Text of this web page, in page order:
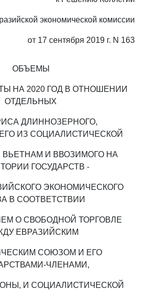
экономической комиссии
от 17 сентября 2019 г. N 163
ОБЪЕМЫ
НА 2020 ГОД В ОТНОШЕНИИ
ОТДЕЛЬНЫХ
ДЛИННОЗЕРНОГО,
ИЗ СОЦИАЛИСТИЧЕСКОЙ
ВЬЕТНАМ И ВВОЗИМОГО НА
ГОСУДАРСТВ -
ЭКОНОМИЧЕСКОГО
В СООТВЕТСТВИИ
О СВОБОДНОЙ ТОРГОВЛЕ
ЕВРАЗИЙСКИМ
СОЮЗОМ И ЕГО
ЧЛЕНАМИ,
И СОЦИАЛИСТИЧЕСКОЙ